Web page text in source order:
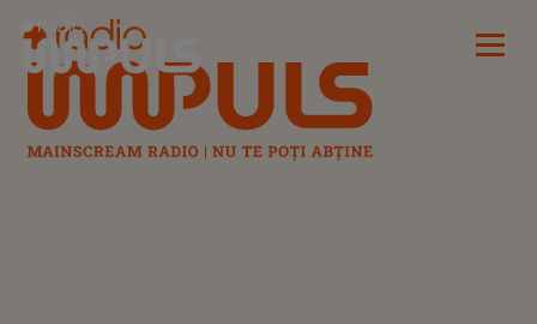
Radio Impuls